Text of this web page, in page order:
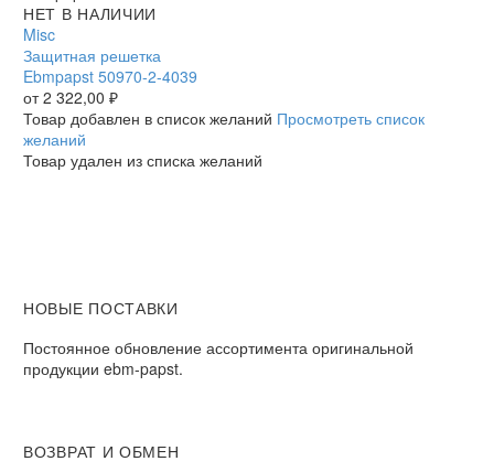
Защитная
решетка
Ebmpapst
50970-
2-
4039
НЕТ В НАЛИЧИИ
Misc
Защитная решетка
Ebmpapst 50970-2-4039
от2 322,00 ₽
Товар добавлен в список желаний Просмотреть список
желаний
Товар удален из списка желаний
НОВЫЕ ПОСТАВКИ
Постоянное обновление ассортимента оригинальной
продукции ebm-papst.
ВОЗВРАТ И ОБМЕН